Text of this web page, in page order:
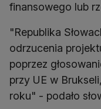
finansowego lub
"Republika
odrzucenia
poprzez
przy UE w
roku" - podało